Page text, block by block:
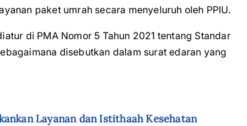
paket umrah secara menyeluruh oleh PPIU.
di PMA Nomor 5 Tahun 2021 tentang Standar
disebutkan dalam surat edaran yang
Layanan dan Istithaah Kesehatan